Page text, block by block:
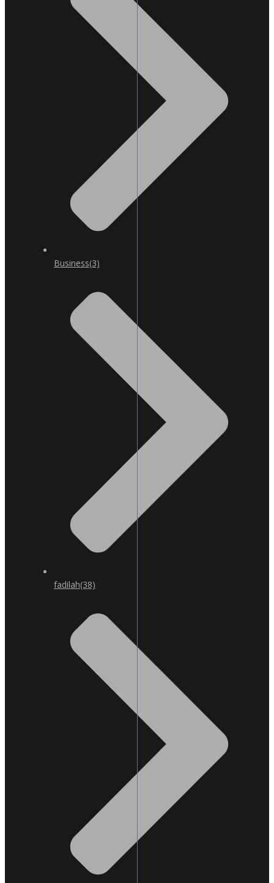
Business(3)
fadilah(38)